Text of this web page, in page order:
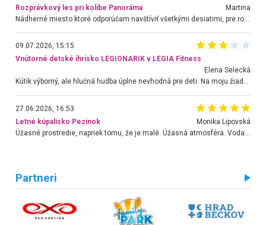
Rozprávkový les pri kolibe Panoráma
Martina
Nádherné miesto ktoré odporúčam navštíviť všetkými desiatimi, pre rodiny s deťmi, dôchodcom... Proste a jednoducho ozaj rozprávkový les.. určite ešte prídeme. Odniesli sme si na pamiatku krásne tričká,
09.07.2026, 15:15
Vnútorné detské ihrisko LEGIONARIK v LEGIA Fitness
Elena Selecká
Kútik výborný, ale hlučná hudba úplne nevhodná pre deti. Na moju žiadosť o aspoň sušenie nereagovali.
27.06.2026, 16:53
Letné kúpalisko Pezinok
. Monika Lipovská
Úžasné prostredie, napriek tomu, že je malé. Úžasná atmosféra. Voda fantastická a nádherná. Ľudí je pomerne veľa, ale su mili a ohľaduplní. Je veľmi zaujímavé sledovať, ako dokážu spolu športovať cudzí ľudia a bez ohľadu na vek. Vládne tu pohoda. Vnuka neviem dostať z vody. Ďakujem za krásny deň . Urcite sa sem vrátim. Jediný problém je s parkovaním, ale aj ten sa mi podarilo vyriešiť. Monika Bratislava
Partneri